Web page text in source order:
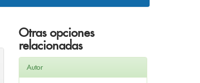
Otras opciones
relacionadas
Autor